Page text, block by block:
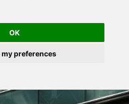
OK
my preferences